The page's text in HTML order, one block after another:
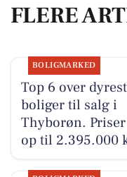
FLERE
BOLIGMARKED
Top 6 over
boliger til salg i
Thyborøn. Priser
op til 2.395.000